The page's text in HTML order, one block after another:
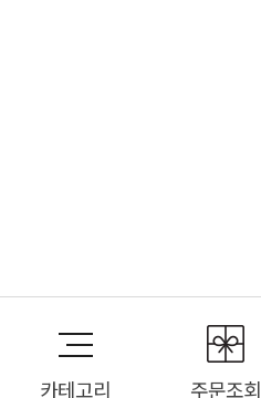
카테고리 주문조회